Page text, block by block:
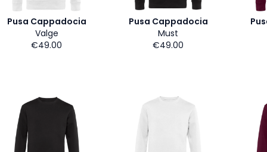
Pusa Cappadocia
Valge
€49.00
Pusa Cappadocia
Must
€49.00